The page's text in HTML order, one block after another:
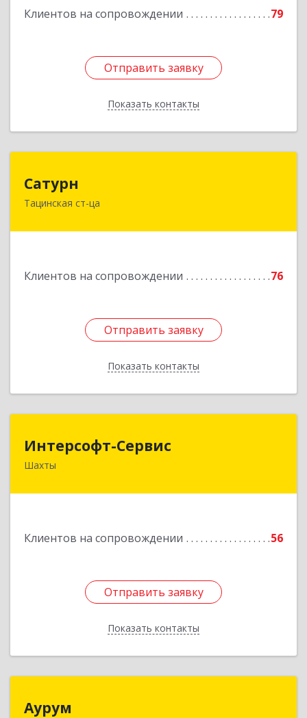
Клиентов на сопровождении 79
Отправить заявку
Показать контакты
Отправить заявку
Назад
Сатурн
Тацинская ст-ца
Клиентов на сопровождении 76
Отправить заявку
Показать контакты
347060, Ростовская область, Тацинский район,
Отправить заявку
Назад
Интерсофт-Сервис
Шахты
Клиентов на сопровождении 56
Отправить заявку
Показать контакты
346480, Ростовская обл, Шахты г, Советская ул,
Отправить заявку
Назад
Аурум